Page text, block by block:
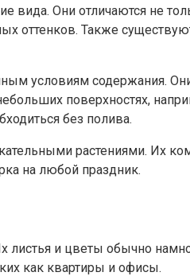
вида. Они отличаются не
Также
условиям содержания.
поверхностях,
без полива.
растениями. Их
на любой праздник.
и цветы обычно
как квартиры и офисы.